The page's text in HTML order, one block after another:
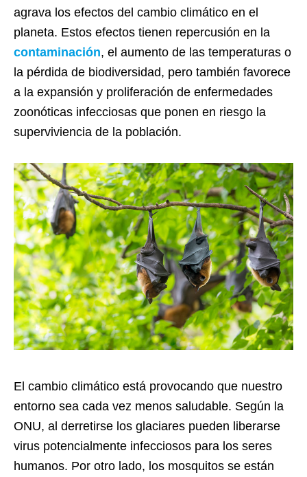
agrava los efectos del cambio climático en el
planeta. Estos efectos tienen repercusión en la
contaminación, el aumento de las temperaturas o
la pérdida de biodiversidad, pero también favorece
a la expansión y proliferación de enfermedades
zoonóticas infecciosas que ponen en riesgo la
superviviencia de la población.
El cambio climático está provocando que nuestro
entorno sea cada vez menos saludable. Según la
ONU, al derretirse los glaciares pueden liberarse
virus potencialmente infecciosos para los seres
humanos. Por otro lado, los mosquitos se están